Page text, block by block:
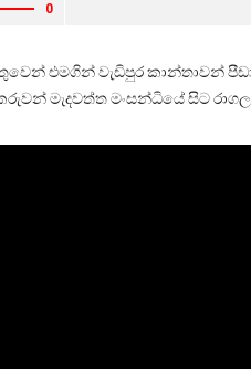
0
එමගින් වැඩිපුර කාන්තාවන්
මැදවත්ත මංසන්ධියේ සිට